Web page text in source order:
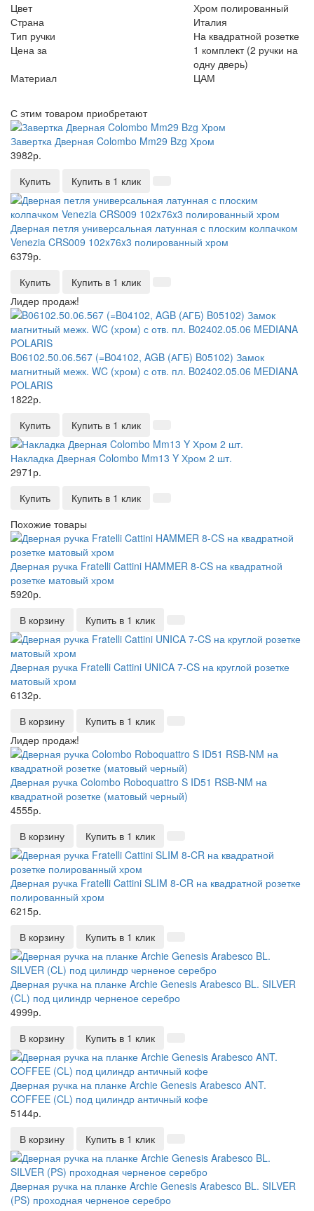
Цвет
Хром полированный
Страна
Италия
Тип ручки
На квадратной розетке
Цена за
1 комплект (2 ручки на
одну дверь)
Материал
ЦАМ
С этим товаром приобретают
Завертка Дверная Colombo Mm29 Bzg Хром
3982р.
Купить
Купить в 1 клик
Дверная петля универсальная латунная с плоским колпачком
Venezia CRS009 102x76x3 полированный хром
6379р.
Купить
Купить в 1 клик
Лидер продаж!
B06102.50.06.567 (=B04102, AGB (АГБ) B05102) Замок
магнитный межк. WC (хром) с отв. пл. B02402.05.06 MEDIANA
POLARIS
1822р.
Купить
Купить в 1 клик
Накладка Дверная Colombo Mm13 Y Хром 2 шт.
2971р.
Купить
Купить в 1 клик
Похожие товары
Дверная ручка Fratelli Cattini HAMMER 8-CS на квадратной
розетке матовый хром
5920р.
В корзину
Купить в 1 клик
Дверная ручка Fratelli Cattini UNICA 7-CS на круглой розетке
матовый хром
6132р.
В корзину
Купить в 1 клик
Лидер продаж!
Дверная ручка Colombo Roboquattro S ID51 RSB-NM на
квадратной розетке (матовый черный)
4555р.
В корзину
Купить в 1 клик
Дверная ручка Fratelli Cattini SLIM 8-CR на квадратной розетке
полированный хром
6215р.
В корзину
Купить в 1 клик
Дверная ручка на планке Archie Genesis Arabesco BL. SILVER
(CL) под цилиндр черненое серебро
4999р.
В корзину
Купить в 1 клик
Дверная ручка на планке Archie Genesis Arabesco ANT.
COFFEE (CL) под цилиндр античный кофе
5144р.
В корзину
Купить в 1 клик
Дверная ручка на планке Archie Genesis Arabesco BL. SILVER
(PS) проходная черненое серебро